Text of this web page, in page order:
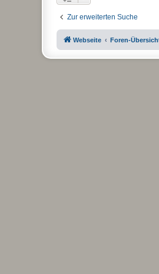
Zur erweiterten Suche
Webseite Foren-